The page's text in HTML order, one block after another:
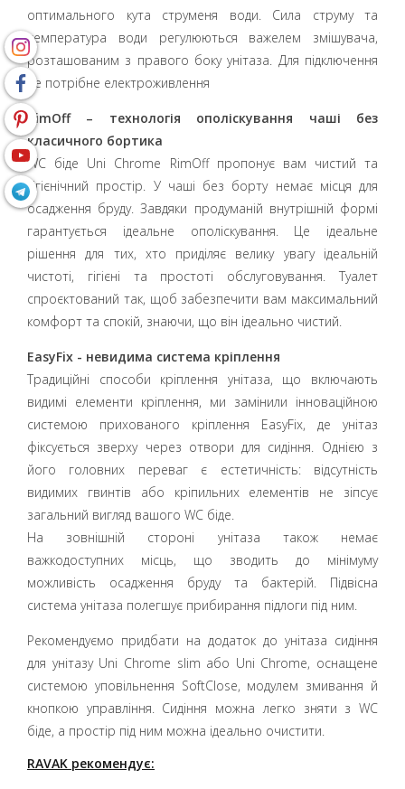
оптимального кута струменя води. Сила струму та
температура води регулюються важелем змішувача,
розташованим з правого боку унітаза. Для підключення
не потрібне електроживлення
RimOff – технологія ополіскування чаші без
класичного бортика
WC біде Uni Chrome RimOff пропонує вам чистий та
гігієнічний простір. У чаші без борту немає місця для
осадження бруду. Завдяки продуманій внутрішній формі
гарантується ідеальне ополіскування. Це ідеальне
рішення для тих, хто приділяє велику увагу ідеальній
чистоті, гігієні та простоті обслуговування. Туалет
спроєктований так, щоб забезпечити вам максимальний
комфорт та спокій, знаючи, що він ідеально чистий.
EasyFix - невидима система кріплення
Традиційні способи кріплення унітаза, що включають
видимі елементи кріплення, ми замінили інноваційною
системою прихованого кріплення EasyFix, де унітаз
фіксується зверху через отвори для сидіння. Однією з
його головних переваг є естетичність: відсутність
видимих гвинтів або кріпильних елементів не зіпсує
загальний вигляд вашого WC біде.
На зовнішній стороні унітаза також немає
важкодоступних місць, що зводить до мінімуму
можливість осадження бруду та бактерій. Підвісна
система унітаза полегшує прибирання підлоги під ним.
Рекомендуємо придбати на додаток до унітаза сидіння
для унітазу Uni Chrome slim або Uni Chrome, оснащене
системою уповільнення SoftClose, модулем змивання й
кнопкою управління. Сидіння можна легко зняти з WC
біде, а простір під ним можна ідеально очистити.
RAVAK рекомендує: